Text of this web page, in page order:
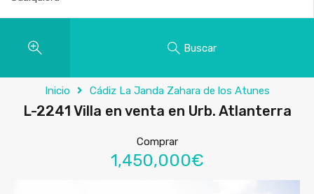
Buscar
Inicio Cádiz La Janda Zahara de los Atunes
L-2241 Villa en venta en Urb. Atlanterra
Comprar
1,450,000€